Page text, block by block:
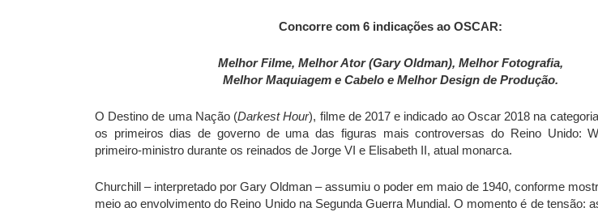
Concorre com 6 indicações ao OSCAR:
Melhor Filme, Melhor Ator (Gary Oldman), Melhor Fotografia,
Melhor Maquiagem e Cabelo e Melhor Design de Produção.
O Destino de uma Nação (Darkest Hour), filme de 2017 e indicado ao Oscar 2018 na
os primeiros dias de governo de uma das figuras mais controversas do Reino Unido:
primeiro-ministro durante os reinados de Jorge VI e Elisabeth II, atual monarca.
Churchill – interpretado por Gary Oldman – assumiu o poder em maio de 1940, conforme
meio ao envolvimento do Reino Unido na Segunda Guerra Mundial. O momento é de tensão: